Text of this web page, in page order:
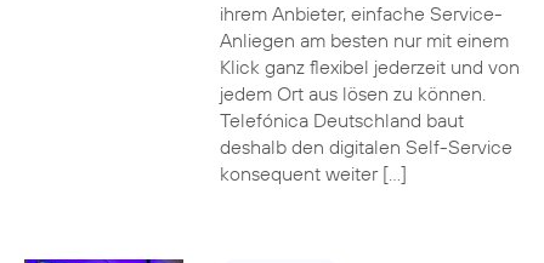
ihrem Anbieter, einfache Service-
Anliegen am besten nur mit einem
Klick ganz flexibel jederzeit und von
jedem Ort aus lösen zu können.
Telefónica Deutschland baut
deshalb den digitalen Self-Service
konsequent weiter […]